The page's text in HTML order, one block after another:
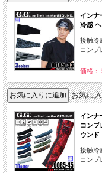
インナ
冷感
接触冷
コンプ
価格：
お気に
インナ
コンプ
ウンド
接触冷
コンプ